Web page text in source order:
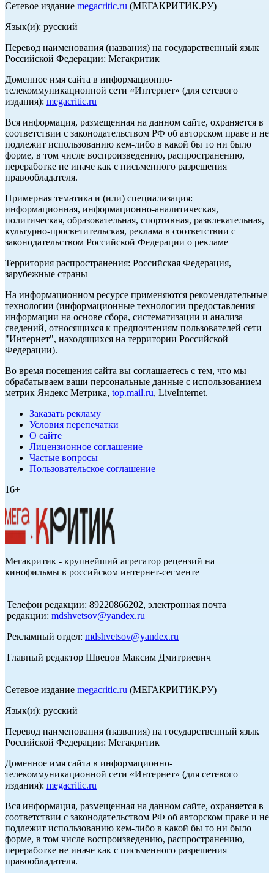
Сетевое издание megacritic.ru (МЕГАКРИТИК.РУ)
Язык(и): русский
Перевод наименования (названия) на государственный язык
Российской Федерации: Мегакритик
Доменное имя сайта в информационно-
телекоммуникационной сети «Интернет» (для сетевого
издания): megacritic.ru
Вся информация, размещенная на данном сайте, охраняется в
соответствии с законодательством РФ об авторском праве и не
подлежит использованию кем-либо в какой бы то ни было
форме, в том числе воспроизведению, распространению,
переработке не иначе как с письменного разрешения
правообладателя.
Примерная тематика и (или) специализация:
информационная, информационно-аналитическая,
политическая, образовательная, спортивная, развлекательная,
культурно-просветительская, реклама в соответствии с
законодательством Российской Федерации о рекламе
Территория распространения: Российская Федерация,
зарубежные страны
На информационном ресурсе применяются рекомендательные
технологии (информационные технологии предоставления
информации на основе сбора, систематизации и анализа
сведений, относящихся к предпочтениям пользователей сети
"Интернет", находящихся на территории Российской
Федерации).
Во время посещения сайта вы соглашаетесь с тем, что мы
обрабатываем ваши персональные данные с использованием
метрик Яндекс Метрика, top.mail.ru, LiveInternet.
Заказать рекламу
Условия перепечатки
О сайте
Лицензионное соглашение
Частые вопросы
Пользовательское соглашение
16+
Мегакритик - крупнейший агрегатор рецензий на
кинофильмы в российском интернет-сегменте
Телефон редакции: 89220866202, электронная почта
редакции: mdshvetsov@yandex.ru
Рекламный отдел: mdshvetsov@yandex.ru
Главный редактор Швецов Максим Дмитриевич
Сетевое издание megacritic.ru (МЕГАКРИТИК.РУ)
Язык(и): русский
Перевод наименования (названия) на государственный язык
Российской Федерации: Мегакритик
Доменное имя сайта в информационно-
телекоммуникационной сети «Интернет» (для сетевого
издания): megacritic.ru
Вся информация, размещенная на данном сайте, охраняется в
соответствии с законодательством РФ об авторском праве и не
подлежит использованию кем-либо в какой бы то ни было
форме, в том числе воспроизведению, распространению,
переработке не иначе как с письменного разрешения
правообладателя.